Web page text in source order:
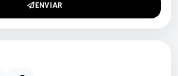
ENVIAR